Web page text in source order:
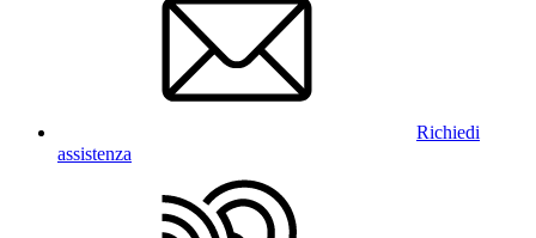
Richiedi
assistenza